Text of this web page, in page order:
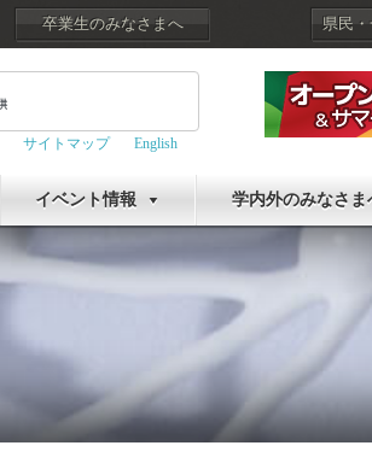
卒業生のみなさまへ 県民
サイトマップ English
イベント情報 学内外のみなさま